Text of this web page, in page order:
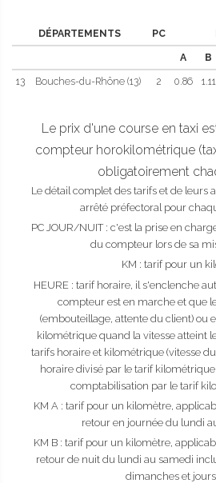
DÉPARTEMENTS PC
A B
13 Bouches-du-Rhône (13) 2 0.86 1.11
Le prix d'une course en taxi
compteur horokilométrique
obligatoirement
Le détail complet des tarifs et de leurs
arrêté préfectoral pour
PC JOUR/NUIT : c'est la prise en
du compteur lors de sa
KM : tarif pour un
HEURE : tarif horaire, il s'enclenche
compteur est en marche et que
(embouteillage, attente du client) ou
kilométrique quand la vitesse atteint
tarifs horaire et kilométrique (vitesse
horaire divisé par le tarif
comptabilisation par le tarif
KM A : tarif pour un kilomètre,
retour en journée du lundi
KM B : tarif pour un kilomètre,
retour de nuit du lundi au samedi
dimanches et jours